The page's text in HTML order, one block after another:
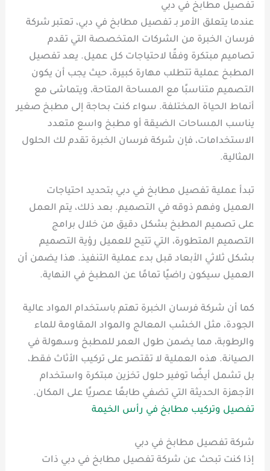
تفصيل مطابخ في دبي
عندما يتعلق الأمر بـ تفصيل مطابخ في دبي، تعتبر شركة
فرسان الخبرة من الشركات المتخصصة التي تقدم
تصاميم مبتكرة وفقًا لاحتياجات كل عميل. يعد تفصيل
المطبخ عملية تتطلب مهارة كبيرة، حيث يجب أن يكون
التصميم متناسبًا مع المساحة المتاحة، ويتماشى مع
أنماط الحياة المختلفة. سواء كنت بحاجة إلى مطبخ صغير
يناسب المساحات الضيقة أو مطبخ واسع متعدد
الاستخدامات، فإن شركة فرسان الخبرة تقدم لك الحلول
المثالية.
تبدأ عملية تفصيل مطابخ في دبي بتحديد احتياجات
العميل وفهم ذوقه في التصميم. بعد ذلك، يتم العمل
على تصميم المطبخ بشكل دقيق من خلال برامج
التصميم المتطورة، التي تتيح للعميل رؤية التصميم
بشكل ثلاثي الأبعاد قبل بدء عملية التنفيذ. هذا يضمن أن
العميل سيكون راضيًا تمامًا عن المطبخ في النهاية.
كما أن شركة فرسان الخبرة تهتم باستخدام المواد عالية
الجودة، مثل الخشب المعالج والمواد المقاومة للماء
والرطوبة، مما يضمن طول العمر للمطبخ وسهولة في
الصيانة. هذه العملية لا تقتصر على تركيب الأثاث فقط،
بل تشمل أيضًا توفير حلول تخزين مبتكرة واستخدام
الأجهزة الحديثة التي تضفي طابعًا عصريًا على المكان.
تفصيل وتركيب مطابخ في رأس الخيمة
شركة تفصيل مطابخ في دبي
إذا كنت تبحث عن شركة تفصيل مطابخ في دبي ذات